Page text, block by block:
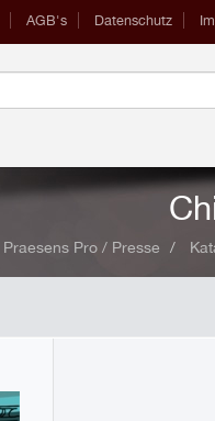
AGB's Datenschutz
Praesens Pro / Presse